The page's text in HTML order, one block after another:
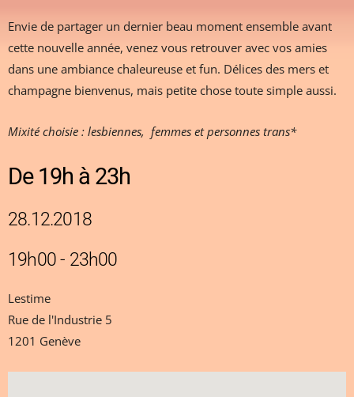
Envie de partager un dernier beau moment ensemble avant
cette nouvelle année, venez vous retrouver avec vos amies
dans une ambiance chaleureuse et fun. Délices des mers et
champagne bienvenus, mais petite chose toute simple aussi.
Mixité choisie : lesbiennes, femmes et personnes trans*
De 19h à 23h
28.12.2018
19h00 - 23h00
Lestime
Rue de l'Industrie 5
1201 Genève